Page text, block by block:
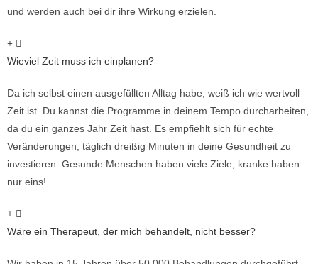
und werden auch bei dir ihre Wirkung erzielen.
Wieviel Zeit muss ich einplanen?
Da ich selbst einen ausgefüllten Alltag habe, weiß ich wie wertvoll
Zeit ist. Du kannst die Programme in deinem Tempo durcharbeiten,
da du ein ganzes Jahr Zeit hast. Es empfiehlt sich für echte
Veränderungen, täglich dreißig Minuten in deine Gesundheit zu
investieren. Gesunde Menschen haben viele Ziele, kranke haben
nur eins!
Wäre ein Therapeut, der mich behandelt, nicht besser?